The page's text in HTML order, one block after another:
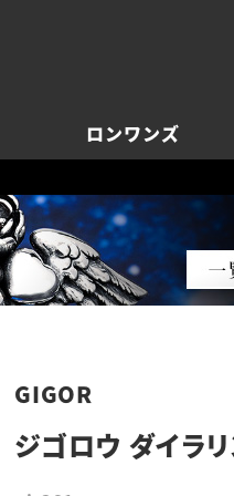
ロンワンズ
GIGOR
ジゴロウ ダイラ